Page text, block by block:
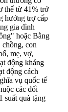
thể từ 41% trở
hưởng trợ cấp
gia đình
hoặc Bằng
con
mẹ, vợ,
động kháng
động cách
vụ quốc tế
các đối
suất quà tặng